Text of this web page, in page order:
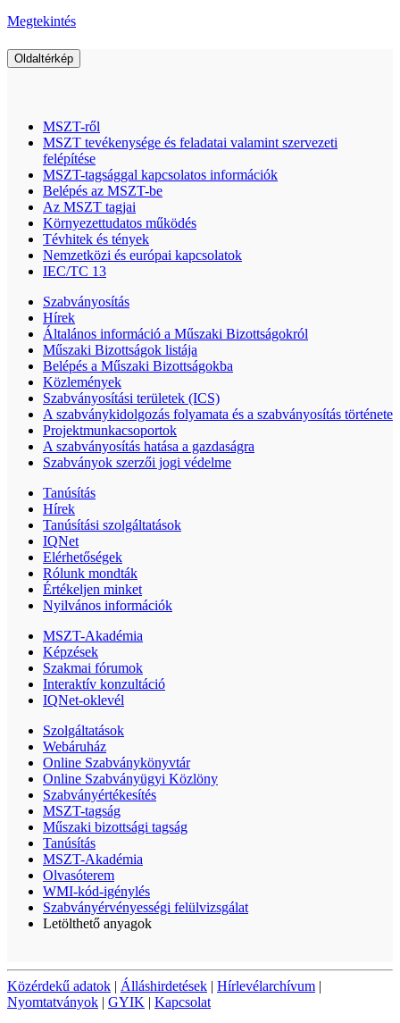
Megtekintés
Oldaltérkép
MSZT-ről
MSZT tevékenysége és feladatai valamint szervezeti
felépítése
MSZT-tagsággal kapcsolatos információk
Belépés az MSZT-be
Az MSZT tagjai
Környezettudatos működés
Tévhitek és tények
Nemzetközi és európai kapcsolatok
IEC/TC 13
Szabványosítás
Hírek
Általános információ a Műszaki Bizottságokról
Műszaki Bizottságok listája
Belépés a Műszaki Bizottságokba
Közlemények
Szabványosítási területek (ICS)
A szabványkidolgozás folyamata és a szabványosítás története
Projektmunkacsoportok
A szabványosítás hatása a gazdaságra
Szabványok szerzői jogi védelme
Tanúsítás
Hírek
Tanúsítási szolgáltatások
IQNet
Elérhetőségek
Rólunk mondták
Értékeljen minket
Nyilvános információk
MSZT-Akadémia
Képzések
Szakmai fórumok
Interaktív konzultáció
IQNet-oklevél
Szolgáltatások
Webáruház
Online Szabványkönyvtár
Online Szabványügyi Közlöny
Szabványértékesítés
MSZT-tagság
Műszaki bizottsági tagság
Tanúsítás
MSZT-Akadémia
Olvasóterem
WMI-kód-igénylés
Szabványérvényességi felülvizsgálat
Letölthető anyagok
Közérdekű adatok | Álláshirdetések | Hírlevélarchívum |
Nyomtatványok | GYIK | Kapcsolat